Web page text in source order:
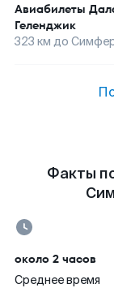
Авиабилеты
Геленджик
323 км до
Факты
около 2 часов
Среднее время